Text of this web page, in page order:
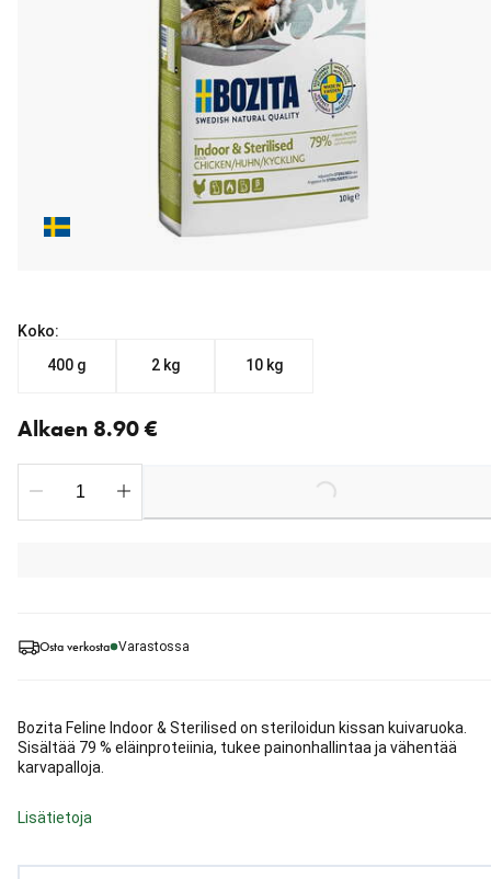
Osta verkosta Varastossa
Bozita Feline Indoor & Sterilised on steriloidun kissan kuivaruoka.
Sisältää 79 % eläinproteiinia, tukee painonhallintaa ja vähentää
karvapalloja.
Lisätietoja
Koko:
400 g
2 kg 10 kg
Alkaen 8.90 €
Loading...